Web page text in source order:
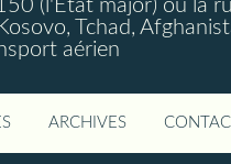
(l'Etat major) ou la
Tchad,
aérien
ARCHIVES